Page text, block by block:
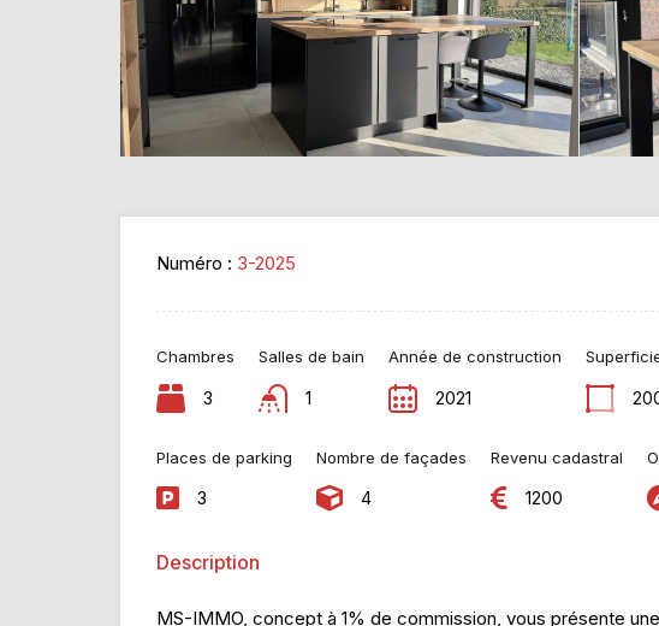
Numéro : 3-2025
Chambres
3
Salles de bain
1
Année de construction
2021
Places de parking
3
Nombre de façades
4
Revenu cadastral
1200
Description
MS-IMMO, concept à 1% de commission, vous présente